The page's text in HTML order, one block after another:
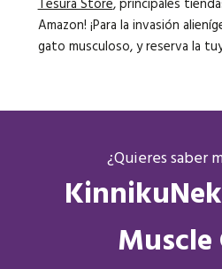
Tesura Store, principales
Amazon! ¡Para la invasión
gato musculoso, y reserva la
¿Quieres saber
Muscle